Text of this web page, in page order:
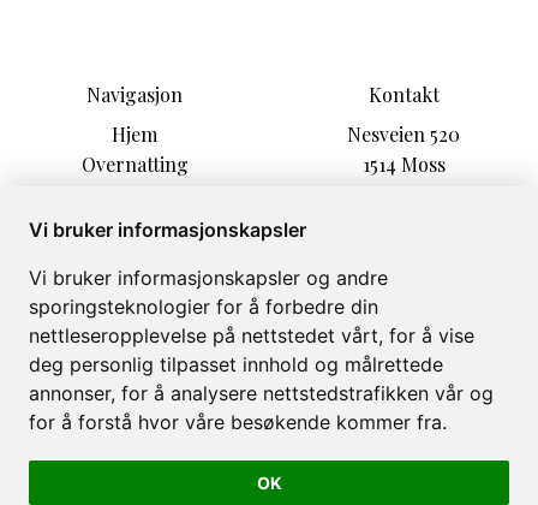
Vi bruker informasjonskapsler
Vi bruker informasjonskapsler og andre
sporingsteknologier for å forbedre din
nettleseropplevelse på nettstedet vårt, for å vise
deg personlig tilpasset innhold og målrettede
annonser, for å analysere nettstedstrafikken vår og
for å forstå hvor våre besøkende kommer fra.
OK
Navigasjon
Hjem
Overnatting
Aktiviteter
Kultur & hygge
Om
Galleri
Kontakt
Nesveien 520
1514 Moss
Nes Camping © 2026